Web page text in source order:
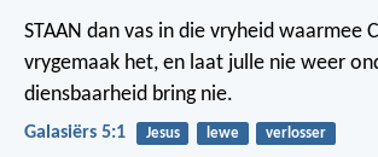
STAAN dan vas in die vryheid waarmee
vrygemaak het, en laat julle nie weer
diensbaarheid bring nie.
Galasiërs 5:1 Jesus lewe verlosser